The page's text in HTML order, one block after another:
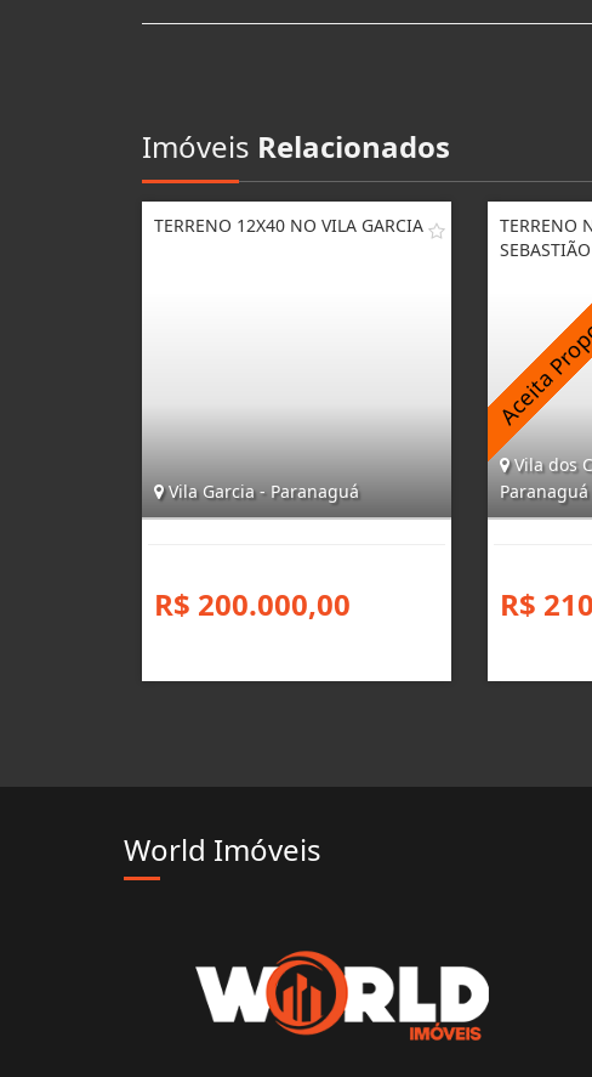
Imóveis Relacionados
TERRENO 12X40 NO VILA GARCIA
Vila Garcia - Paranaguá
R$ 200.000,00
TERRENO
Vila dos
Paranaguá
R$
World Imóveis